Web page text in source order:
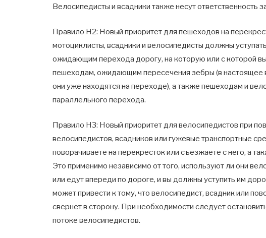
Велосипедисты и всадники также несут ответственность
Правило H2: Новый приоритет для пешеходов на
мотоциклисты, всадники и велосипедисты должны
ожидающим перехода дорогу, на которую или с которой
пешеходам, ожидающим пересечения зебры (в настоящее
они уже находятся на переходе), а также пешеходам и
параллельного перехода.
Правило H3: Новый приоритет для велосипедистов при
велосипедистов, всадников или гужевые транспортные
поворачиваете на перекресток или съезжаете с него, а
Это применимо независимо от того, используют ли они
или едут впереди по дороге, и вы должны уступить им
может привести к тому, что велосипедист, всадник или
свернет в сторону. При необходимости следует
потоке велосипедистов.